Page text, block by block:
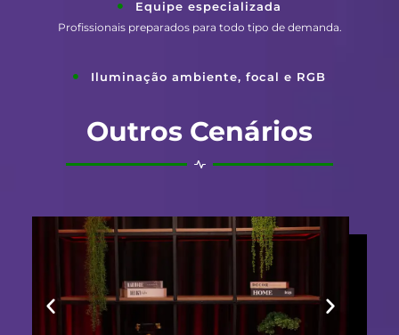
Equipe especializada
Profissionais preparados para todo tipo de demanda.
Iluminação ambiente, focal e RGB
Outros Cenários